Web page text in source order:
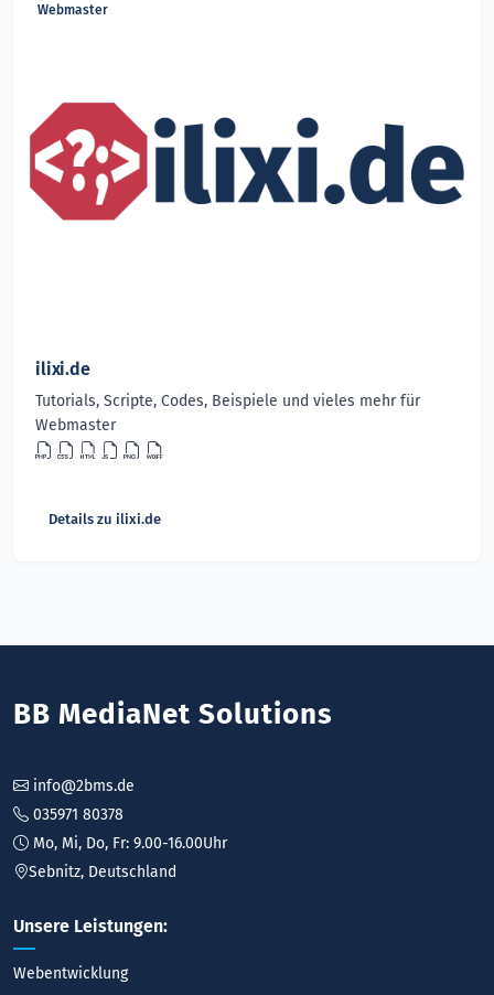
Webmaster
ilixi.de
Tutorials, Scripte, Codes, Beispiele und vieles mehr für
Webmaster
Details zu ilixi.de
BB MediaNet Solutions
info@2bms.de
035971 80378
Mo, Mi, Do, Fr: 9.00-16.00Uhr
Sebnitz, Deutschland
Unsere Leistungen:
Webentwicklung